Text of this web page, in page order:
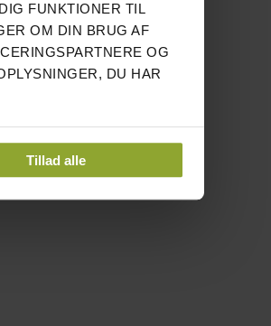
FUNKTIONER TIL
OM DIN BRUG AF
OG
DU HAR
Tillad alle